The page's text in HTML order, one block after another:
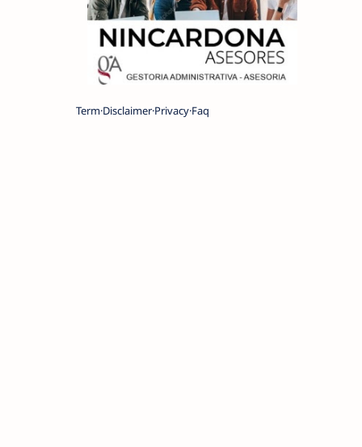
Term Disclaimer Privacy Faq